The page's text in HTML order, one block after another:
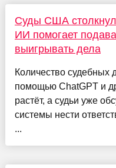
Суды США
ИИ помогает
выигрывать дела
Количество судебных
помощью ChatGPT и
растёт, а судьи уже
системы нести
...